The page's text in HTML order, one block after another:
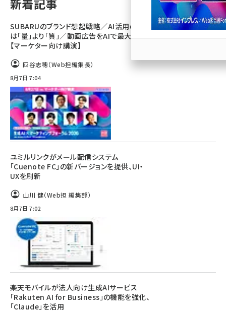
新着記事
SUBARUのブランド想起戦略／AI活用のカギ
は「量」より「質」／動画広告をAIで最大化
【マーケター向け講演】
四谷志穂（Web担編集長）
8月7日 7:04
ユミルリンクがメール配信システム
「Cuenote FC」の新バージョンを提供、UI・
UXを刷新
山川 健（Web担 編集部）
8月7日 7:02
楽天モバイルが法人向け生成AIサービス
「Rakuten AI for Business」の機能を強化、
「Claude」を活用